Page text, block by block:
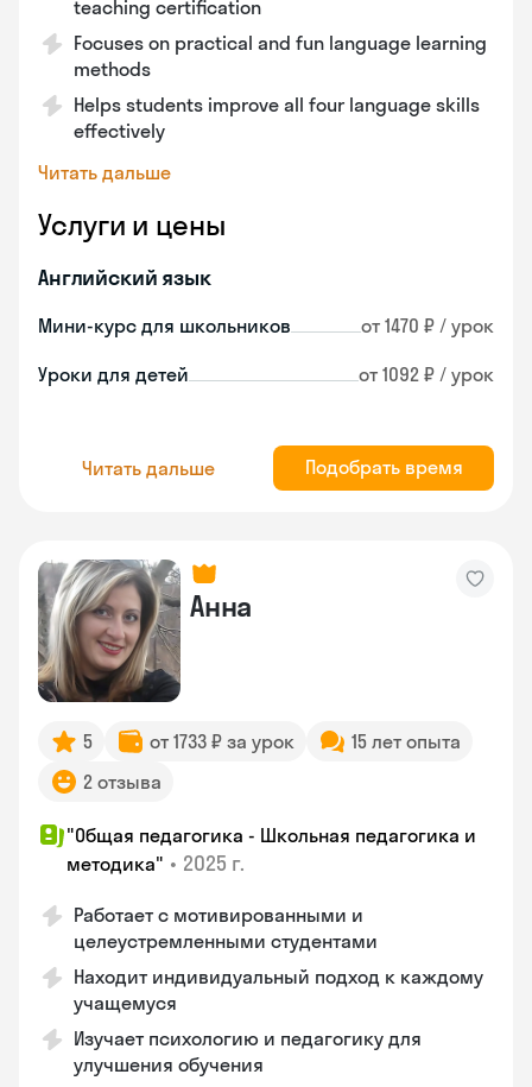
teaching certification
Focuses on practical and fun language learning
methods
Helps students improve all four language skills
effectively
Читать дальше
Услуги и цены
Английский язык
Мини-курс для школьников от 1470 ₽ / урок
Уроки для детей от 1092 ₽ / урок
Читать дальше Подобрать время
Анна
5 от 1733 ₽ за урок
15 лет опыта
2 отзыва
"Общая педагогика - Школьная педагогика и
методика" • 2025 г.
Работает с мотивированными и
целеустремленными студентами
Находит индивидуальный подход к каждому
учащемуся
Изучает психологию и педагогику для
улучшения обучения